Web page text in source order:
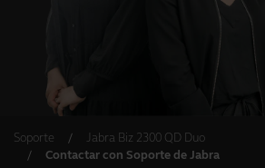
Soporte
Jabra Biz 2300 QD Duo
Contactar con Soporte de Jabra